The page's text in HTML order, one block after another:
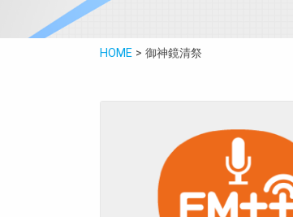
HOME > 御神鏡清祭